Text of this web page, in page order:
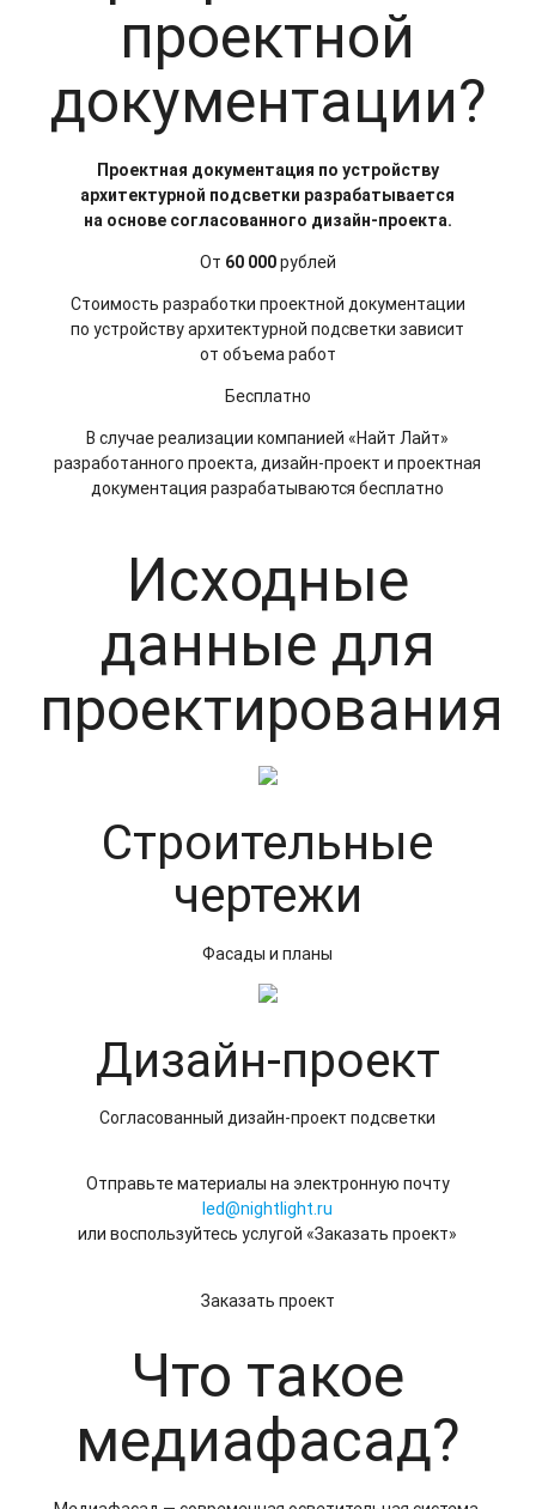
проектной
документации?
Проектная документация по устройству
архитектурной подсветки разрабатывается
на основе согласованного дизайн-проекта.
От 60 000рублей
Стоимость разработки проектной документации
по устройству архитектурной подсветки зависит
от объема работ
Бесплатно
В случае реализации компанией «Найт Лайт»
разработанного проекта, дизайн-проект и проектная
документация разрабатываются бесплатно
Исходные
данные для
проектирования
Строительные
чертежи
Фасады и планы
Дизайн-проект
Согласованный дизайн-проект подсветки
Отправьте материалы на электронную почту
led@nightlight.ru
или воспользуйтесь услугой «Заказать проект»
Заказать проект
Что такое
медиафасад?